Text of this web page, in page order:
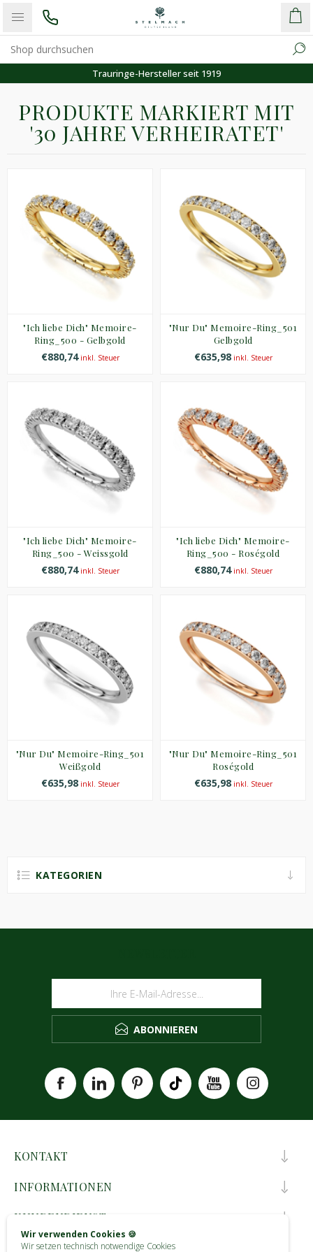
Trauringe-Hersteller seit 1919
PRODUKTE MARKIERT MIT
'30 JAHRE VERHEIRATET'
"Ich liebe Dich" Memoire-
Ring_500 - Gelbgold
€880,74inkl. Steuer
"Nur Du" Memoire-Ring_501
Gelbgold
€635,98inkl. Steuer
"Ich liebe Dich" Memoire-
Ring_500 - Weissgold
€880,74inkl. Steuer
"Ich liebe Dich" Memoire-
Ring_500 - Roségold
€880,74inkl. Steuer
"Nur Du" Memoire-Ring_501
Weißgold
€635,98inkl. Steuer
"Nur Du" Memoire-Ring_501
Roségold
€635,98inkl. Steuer
KATEGORIEN
Wir verwenden Cookies 🍪
Wir setzen technisch notwendige Cookies
ABONNIEREN
KONTAKT
INFORMATIONEN
KUNDENDIENST
MEIN KONTO